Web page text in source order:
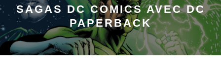
SAGAS DC COMICS AVEC DC
PAPERBACK